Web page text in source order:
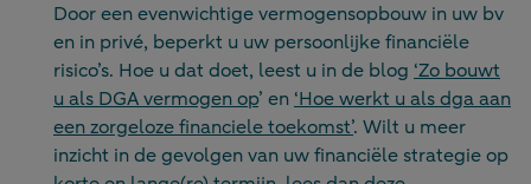
Door een evenwichtige vermogensopbouw in uw bv
en in privé, beperkt u uw persoonlijke financiële
risico’s. Hoe u dat doet, leest u in de blog ‘Zo bouwt
u als DGA vermogen op’ en ‘Hoe werkt u als dga aan
een zorgeloze financiele toekomst’. Wilt u meer
inzicht in de gevolgen van uw financiële strategie op